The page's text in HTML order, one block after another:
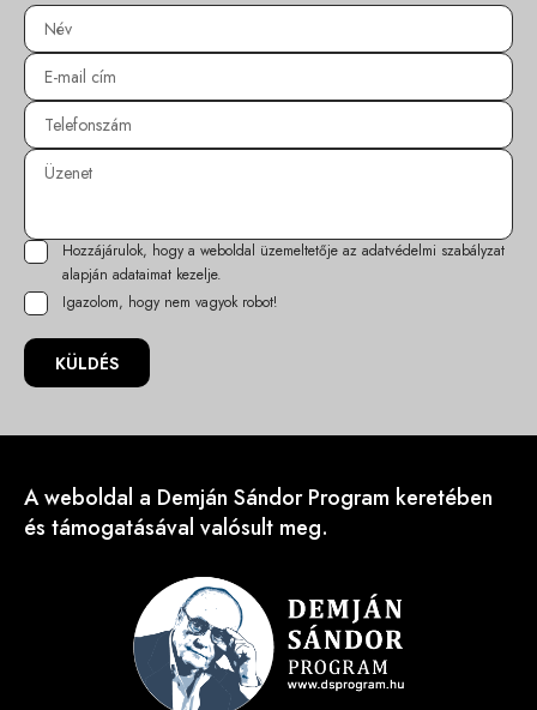
Hozzájárulok, hogy a weboldal üzemeltetője az adatvédelmi szabályzat
alapján adataimat kezelje.
Igazolom, hogy nem vagyok robot!
KÜLDÉS
A weboldal a Demján Sándor Program keretében
és támogatásával valósult meg.